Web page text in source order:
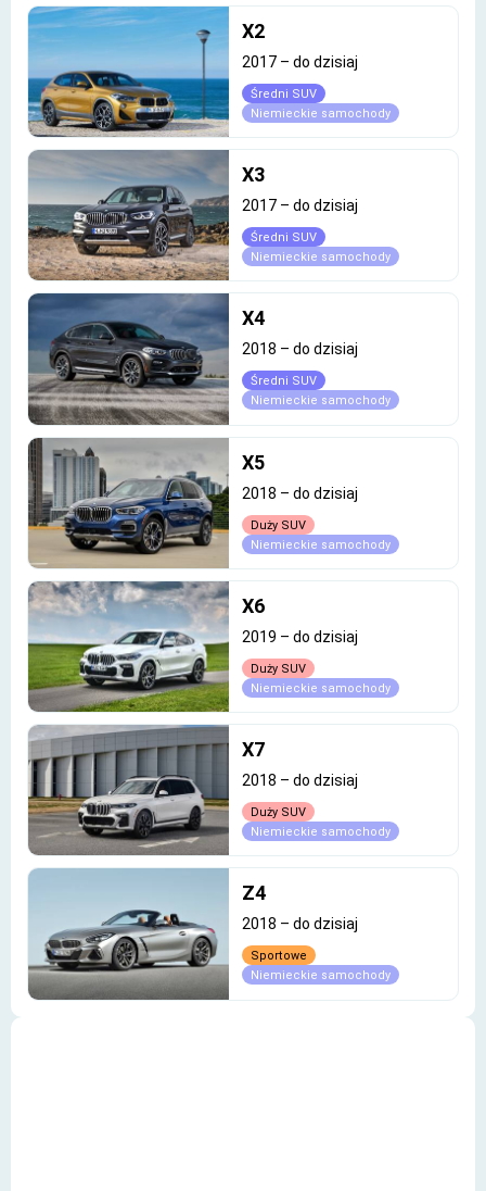
X2
2017 – do dzisiaj
Średni SUV
Niemieckie samochody
X3
2017 – do dzisiaj
Średni SUV
Niemieckie samochody
X4
2018 – do dzisiaj
Średni SUV
Niemieckie samochody
X5
2018 – do dzisiaj
Duży SUV
Niemieckie samochody
X6
2019 – do dzisiaj
Duży SUV
Niemieckie samochody
X7
2018 – do dzisiaj
Duży SUV
Niemieckie samochody
Z4
2018 – do dzisiaj
Sportowe
Niemieckie samochody